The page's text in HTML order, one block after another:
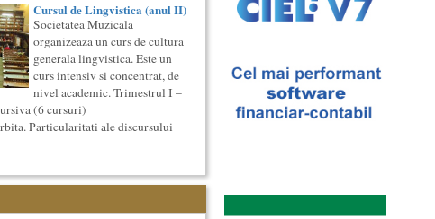
Cursul de Lingvistica (anul II)
Societatea Muzicala
organizeaza un curs de cultura
generala lingvistica. Este un
curs intensiv si concentrat, de
nivel academic. Trimestrul I –
(6 cursuri)
Particularitati ale discursului